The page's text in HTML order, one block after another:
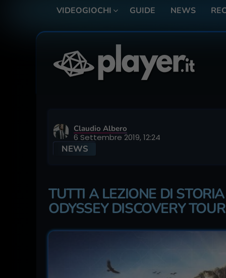
VIDEOGIOCHI GUIDE NEWS
Claudio Albero
6 Settembre 2019, 12:24
NEWS
TUTTI A LEZIONE DI
ODYSSEY DISCOVERY TOUR